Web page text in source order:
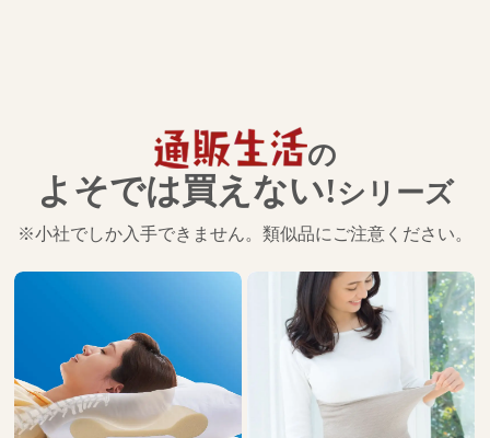
の
よそでは買えない!シリーズ
※小社でしか入手できません。類似品にご注意ください。